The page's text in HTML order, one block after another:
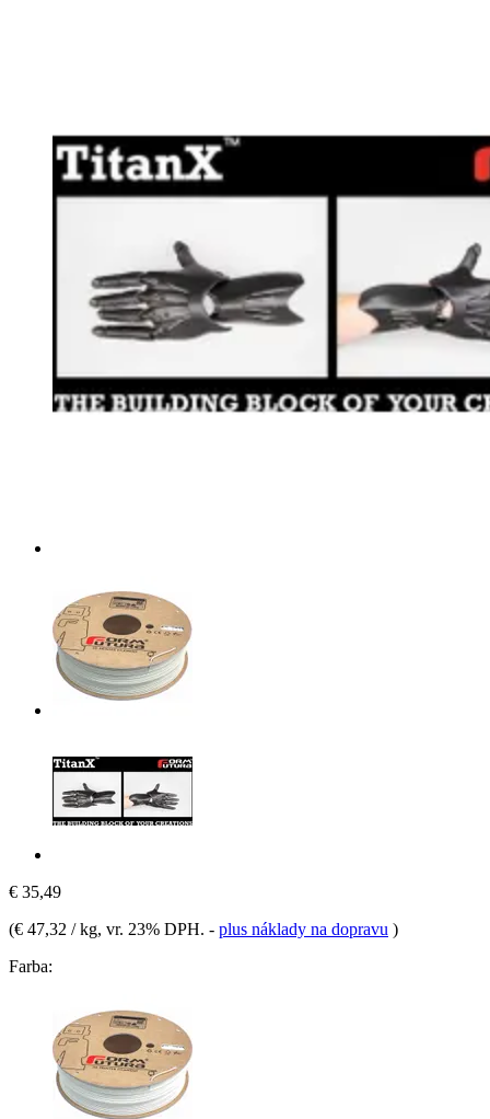
€ 35,49
(€ 47,32 / kg, vr. 23% DPH. - plus náklady na dopravu )
Farba: